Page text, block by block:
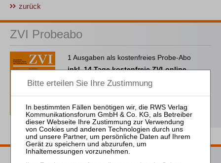
zurück
ZVI Probeabo
1 Ausgaben als kostenfreies Probe-Abo
inkl. 14 Tage kostenfreie ZVI-online-
Nutzung
Passende Bücher